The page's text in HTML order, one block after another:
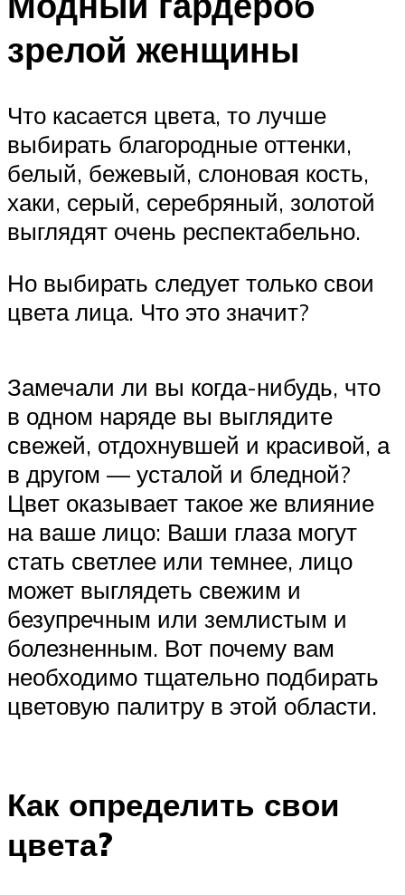
зрелой женщины
Что касается цвета, то лучше
выбирать благородные оттенки,
белый, бежевый, слоновая кость,
хаки, серый, серебряный, золотой
выглядят очень респектабельно.
Но выбирать следует только свои
цвета лица. Что это значит?
Замечали ли вы когда-нибудь, что
в одном наряде вы выглядите
свежей, отдохнувшей и красивой, а
в другом — усталой и бледной?
Цвет оказывает такое же влияние
на ваше лицо: Ваши глаза могут
стать светлее или темнее, лицо
может выглядеть свежим и
безупречным или землистым и
болезненным. Вот почему вам
необходимо тщательно подбирать
цветовую палитру в этой области.
Как определить свои
цвета?